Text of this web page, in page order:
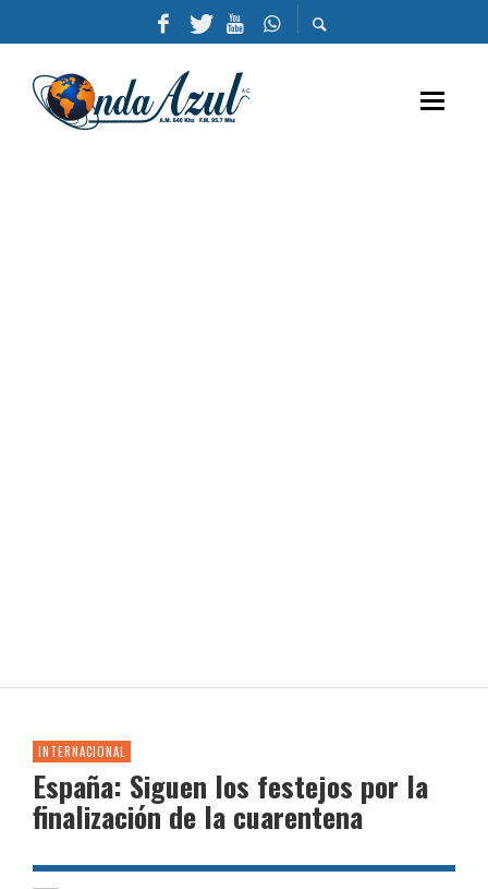
INTERNACIONAL
España: Siguen los festejos por la
finalización de la cuarentena